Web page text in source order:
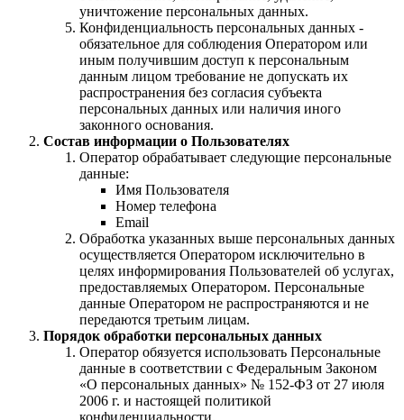
уничтожение персональных данных.
Конфиденциальность персональных данных -
обязательное для соблюдения Оператором или
иным получившим доступ к персональным
данным лицом требование не допускать их
распространения без согласия субъекта
персональных данных или наличия иного
законного основания.
Состав информации о Пользователях
Оператор обрабатывает следующие персональные
данные:
Имя Пользователя
Номер телефона
Email
Обработка указанных выше персональных данных
осуществляется Оператором исключительно в
целях информирования Пользователей об услугах,
предоставляемых Оператором. Персональные
данные Оператором не распространяются и не
передаются третьим лицам.
Порядок обработки персональных данных
Оператор обязуется использовать Персональные
данные в соответствии с Федеральным Законом
«О персональных данных» № 152-ФЗ от 27 июля
2006 г. и настоящей политикой